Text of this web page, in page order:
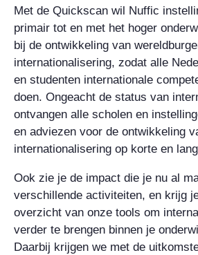
Met de Quickscan wil Nuffic
primair tot en met het hoger
bij de ontwikkeling van
internationalisering, zodat alle
en studenten internationale
doen. Ongeacht de status van
ontvangen alle scholen en
en adviezen voor de ontwikkeling
internationalisering op korte en
Ook zie je de impact die je nu al
verschillende activiteiten, en krijg
overzicht van onze tools om
verder te brengen binnen je
Daarbij krijgen we met de